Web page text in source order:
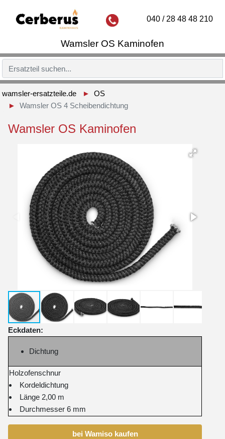
Wamsler OS Kaminofen
040 / 28 48 48 210
wamsler-ersatzteile.de
OS
Wamsler OS 4 Scheibendichtung
Wamsler OS Kaminofen
Eckdaten:
Dichtung
Holzofenschnur
Kordeldichtung
Länge 2,00 m
Durchmesser 6 mm
bei Wamiso kaufen